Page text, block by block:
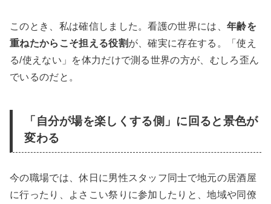
このとき、私は確信しました。看護の世界には、年齢を
重ねたからこそ担える役割が、確実に存在する。「使え
る/使えない」を体力だけで測る世界の方が、むしろ歪ん
でいるのだと。
「自分が場を楽しくする側」に回ると景色が
変わる
今の職場では、休日に男性スタッフ同士で地元の居酒屋
に行ったり、よさこい祭りに参加したりと、地域や同僚